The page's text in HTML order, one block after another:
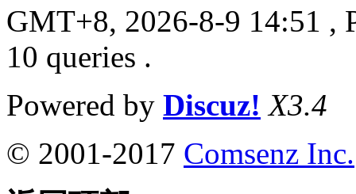
GMT+8, 2026-8-9 14:51 ,
10 queries .
Powered by Discuz! X3.4
© 2001-2017 Comsenz Inc.